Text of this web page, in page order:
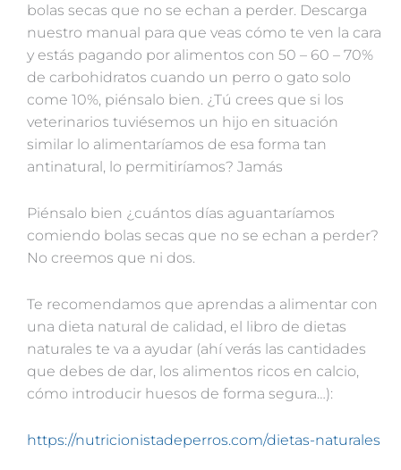
bolas secas que no se echan a perder. Descarga
nuestro manual para que veas cómo te ven la cara
y estás pagando por alimentos con 50 – 60 – 70%
de carbohidratos cuando un perro o gato solo
come 10%, piénsalo bien. ¿Tú crees que si los
veterinarios tuviésemos un hijo en situación
similar lo alimentaríamos de esa forma tan
antinatural, lo permitiríamos? Jamás
Piénsalo bien ¿cuántos días aguantaríamos
comiendo bolas secas que no se echan a perder?
No creemos que ni dos.
Te recomendamos que aprendas a alimentar con
una dieta natural de calidad, el libro de dietas
naturales te va a ayudar (ahí verás las cantidades
que debes de dar, los alimentos ricos en calcio,
cómo introducir huesos de forma segura…):
https://nutricionistadeperros.com/dietas-naturales